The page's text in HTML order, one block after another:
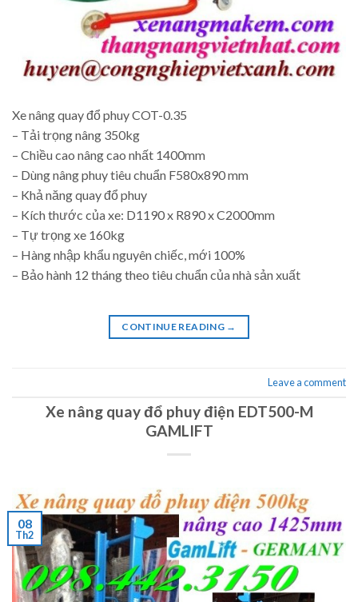
Xe nâng quay đổ phuy COT-0.35
– Tải trọng nâng 350kg
– Chiều cao nâng cao nhất 1400mm
– Dùng nâng phuy tiêu chuẩn F580x890 mm
– Khả năng quay đổ phuy
– Kích thước của xe: D1190 x R890 x C2000mm
– Tự trọng xe 160kg
– Hàng nhập khẩu nguyên chiếc, mới 100%
– Bảo hành 12 tháng theo tiêu chuẩn của nhà sản xuất
CONTINUE READING →
Leave a comment
Xe nâng quay đổ phuy điện EDT500-M
GAMLIFT
08
Th2